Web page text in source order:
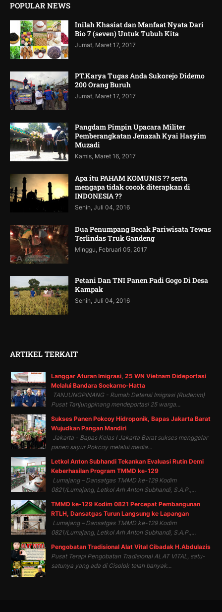
POPULAR NEWS
Inilah Khasiat dan Manfaat Nyata Dari
Bio 7 (seven) Untuk Tubuh Kita
Jumat, Maret 17, 2017
PT.Karya Tugas Anda Sukorejo Didemo
200 Orang Buruh
Jumat, Maret 17, 2017
Pangdam Pimpin Upacara Militer
Pemberangkatan Jenazah Kyai Hasyim
Muzadi
Kamis, Maret 16, 2017
Apa itu PAHAM KOMUNIS ?? serta
mengapa tidak cocok diterapkan di
INDONESIA ??
Senin, Juli 04, 2016
Dua Penumpang Becak Pariwisata Tewas
Terlindas Truk Gandeng
Minggu, Februari 05, 2017
Petani Dan TNI Panen Padi Gogo Di Desa
Kampak
Senin, Juli 04, 2016
ARTIKEL TERKAIT
Langgar Aturan Imigrasi, 25 WN Vietnam Dideportasi
Melalui Bandara Soekarno-Hatta
TANJUNGPINANG - Rumah Detensi Imigrasi (Rudenim)
Pusat Tanjungpinang mendeportasi 25 warga...
Sukses Panen Pokcoy Hidroponik, Bapas Jakarta Barat
Wujudkan Pangan Mandiri
Jakarta - Bapas Kelas I Jakarta Barat sukses menggelar
panen sayur Pokcoy melalui media...
Letkol Anton Subhandi Tekankan Evaluasi Rutin Demi
Keberhasilan Program TMMD ke-129
Lumajang – Dansatgas TMMD ke-129 Kodim
0821/Lumajang, Letkol Arh Anton Subhandi, S.A.P.,...
TMMD ke-129 Kodim 0821 Percepat Pembangunan
RTLH, Dansatgas Turun Langsung ke Lapangan
Lumajang – Dansatgas TMMD ke-129 Kodim
0821/Lumajang, Letkol Arh Anton Subhandi, S.A.P.,...
Pengobatan Tradisional Alat Vital Cibadak H.Abdulazis
Pusat Terapi Pengobatan Tradisional ALAT VITAL, satu-
satunya yang ada di Cisolok telah banyak...